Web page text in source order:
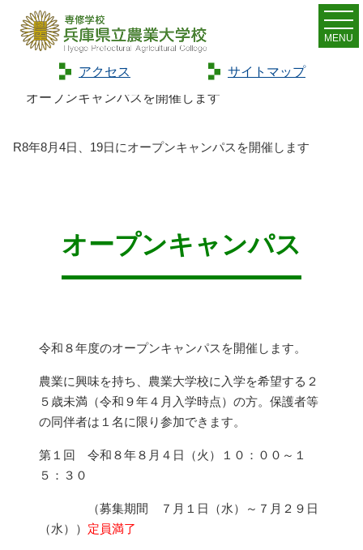
アクセス サイトマップ
MENU
Home> お知らせ>
R8年8月4日、19日に
オープンキャンパスを開催します
R8年8月4日、19日にオープンキャンパスを開催します
オープンキャンパス
令和８年度のオープンキャンパスを開催します。
農業に興味を持ち、農業大学校に入学を希望する２
５歳未満（令和９年４月入学時点）の方。保護者等
の同伴者は１名に限り参加できます。
第１回 令和８年８月４日（火）１０：００～１
５：３０
（募集期間 ７月１日（水）～７月２９日
（水）） 定員満了